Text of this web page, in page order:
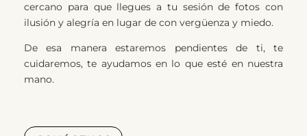
cercano para que llegues a tu sesión de fotos con
ilusión y alegría en lugar de con vergüenza y miedo.
De esa manera estaremos pendientes de ti, te
cuidaremos, te ayudamos en lo que esté en nuestra
mano.